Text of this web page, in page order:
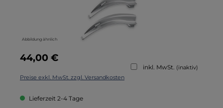
Abbildung ähnlich
Regulärer Preis:
44,00 €
inkl. MwSt. (inaktiv)
Preise exkl. MwSt. zzgl. Versandkosten
Lieferzeit 2-4 Tage